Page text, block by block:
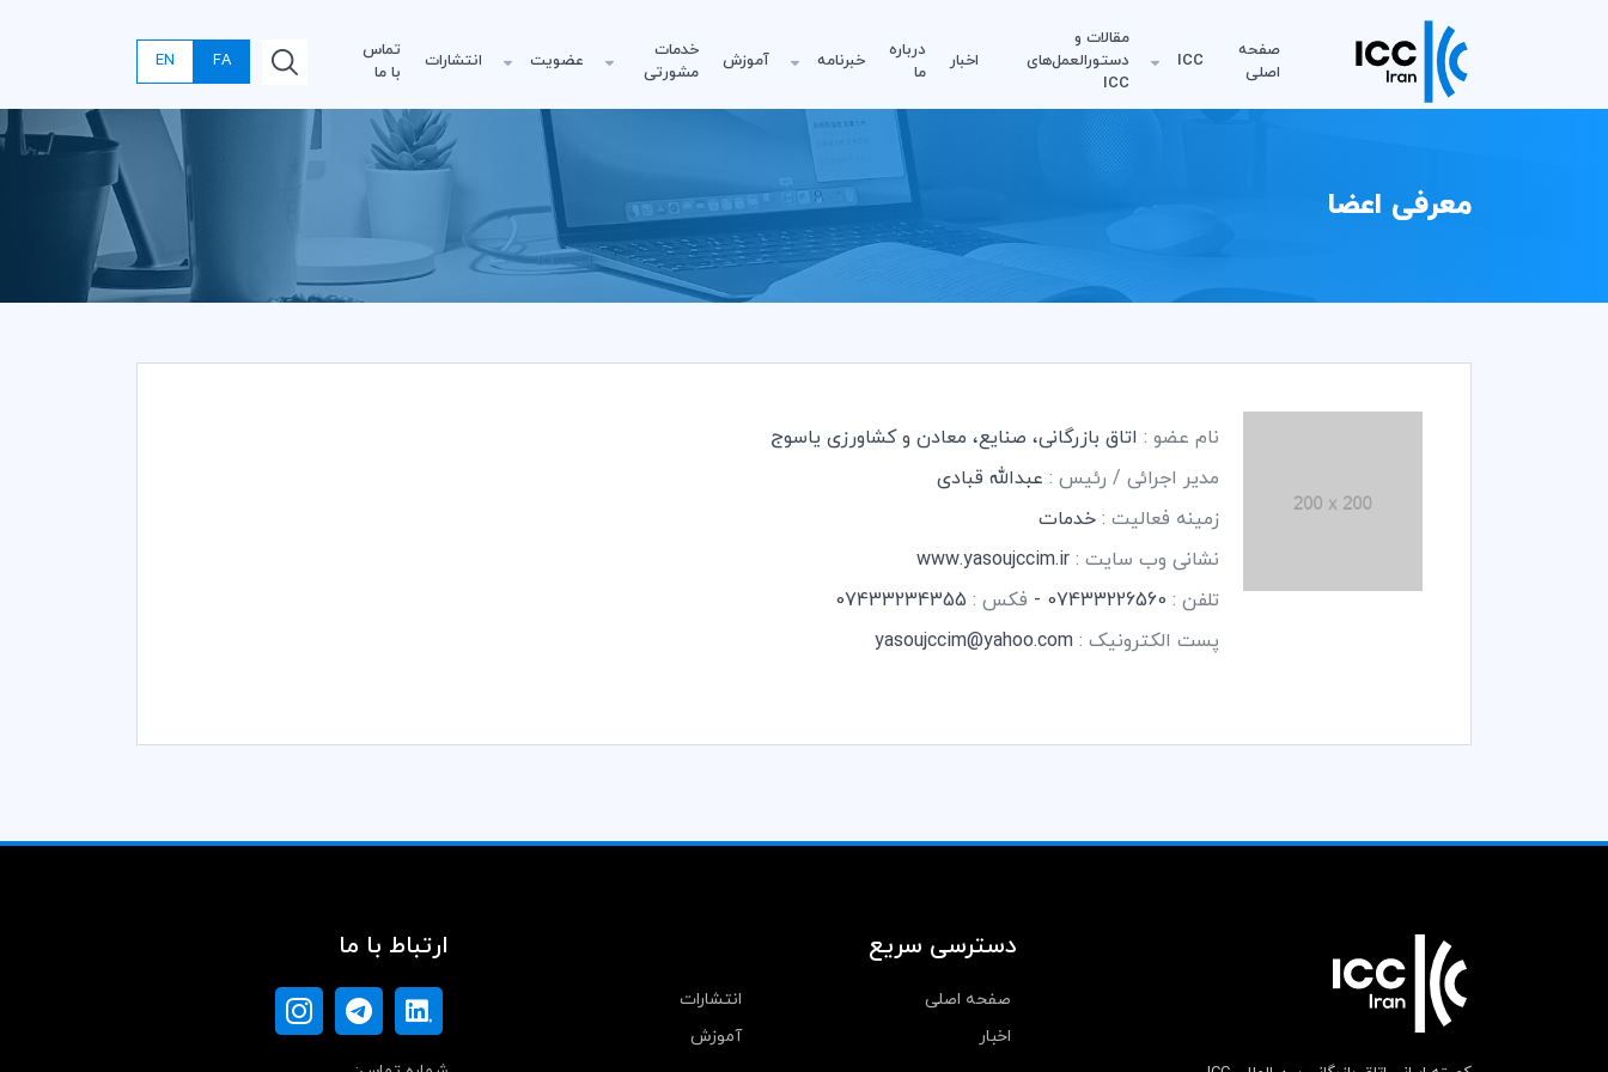
صفحه
اصلی
ICC
مقالات و
دستورالعمل‌های
ICC
اخبار
درباره
ما
خبرنامه آموزش
خدمات
مشورتی
عضویت انتشارات
تماس
با ما
FA
EN
معرفی اعضا
نام عضو : اتاق بازرگانی، صنایع، معادن و کشاورزی یاسوج
مدیر اجرائی / رئیس : عبدالله قبادی
زمینه فعالیت : خدمات
نشانی وب سایت : www.yasoujccim.ir
تلفن : 07433226560 - فکس : 07433234355
پست الکترونیک : yasoujccim@yahoo.com
دسترسی سریع
صفحه اصلی
انتشارات
اخبار
آموزش
ارتباط با ما